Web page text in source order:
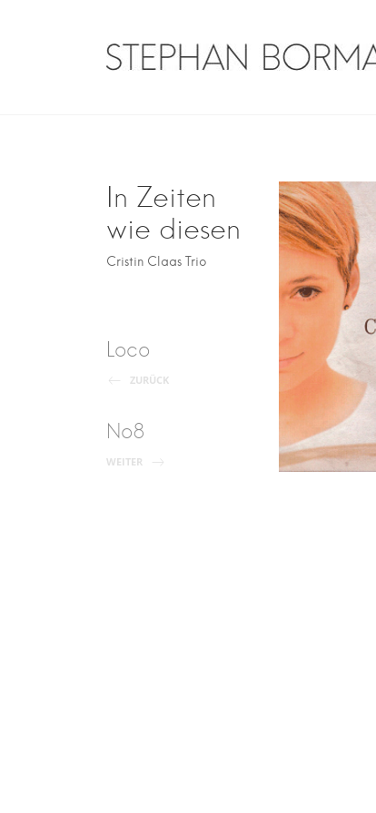
In Zeiten
wie diesen
Cristin Claas Trio
navigation
Loco
ZURÜCK
No8
WEITER